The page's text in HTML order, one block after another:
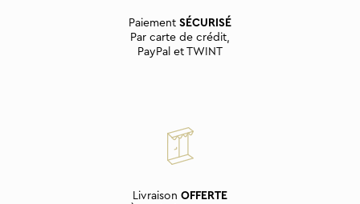
Paiement SÉCURISÉ
Par carte de crédit,
PayPal et TWINT
Livraison OFFERTE